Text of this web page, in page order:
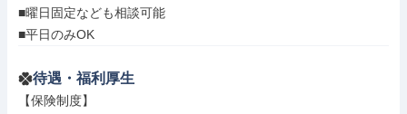
■曜日固定なども相談可能
■平日のみOK
待遇・福利厚生
【保険制度】